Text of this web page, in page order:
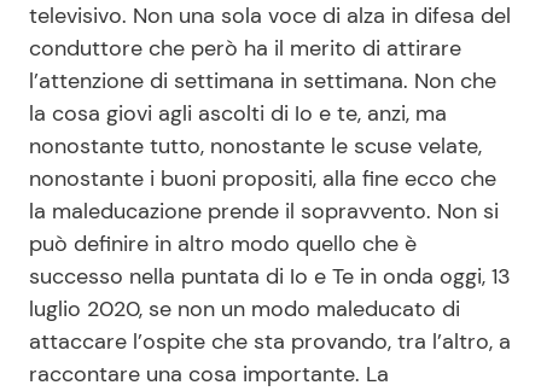
News benessere
Salute
Viaggi e Turismo
Festività
Primi Piatti
Ricette Facili e Veloci
Ricette Feste
Ricette per Bambini
Seguici
televisivo. Non una sola voce di alza in difesa del
conduttore che però ha il merito di attirare
l’attenzione di settimana in settimana. Non che
la cosa giovi agli ascolti di Io e te, anzi, ma
nonostante tutto, nonostante le scuse velate,
nonostante i buoni propositi, alla fine ecco che
la maleducazione prende il sopravvento. Non si
può definire in altro modo quello che è
successo nella puntata di Io e Te in onda oggi, 13
luglio 2020, se non un modo maleducato di
attaccare l’ospite che sta provando, tra l’altro, a
raccontare una cosa importante. La